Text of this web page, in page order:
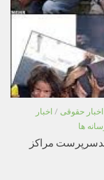
اخبار حقوقی / اخبار
ها
۲۷ درصد کودکان بدسرپرست مراکز